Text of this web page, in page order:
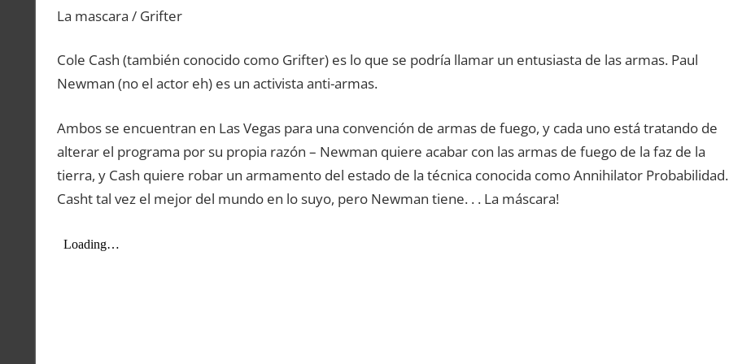
La mascara / Grifter
Cole Cash (también conocido como Grifter) es lo que se podría llamar un entusiasta de las armas. Paul
Newman (no el actor eh) es un activista anti-armas.
Ambos se encuentran en Las Vegas para una convención de armas de fuego, y cada uno está tratando de
alterar el programa por su propia razón – Newman quiere acabar con las armas de fuego de la faz de la
tierra, y Cash quiere robar un armamento del estado de la técnica conocida como Annihilator Probabilidad.
Casht tal vez el mejor del mundo en lo suyo, pero Newman tiene. . . La máscara!